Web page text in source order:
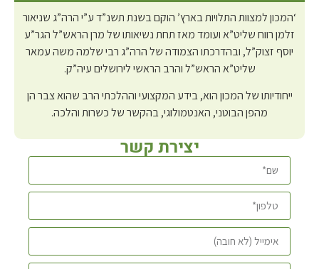
‘המכון למצוות התלויות בארץ’ הוקם בשנת תשנ”ד ע”י הרה”ג שניאור
זלמן רווח שליט”א ועומד מאז תחת נשיאותו של מרן הראש”ל הגר”ע
יוסף זצוק”ל, ובהדרכתו הצמודה של הרה”ג רבי שלמה משה עמאר
שליט”א הראש”ל והרב הראשי לירושלים עיה”ק.
ייחודיותו של המכון הוא, בידע המקצועי וההלכתי הרב שהוא צבר הן
מהפן הבוטני, האנטמולוגי, בהקשר של כשרות והלכה.
יצירת קשר